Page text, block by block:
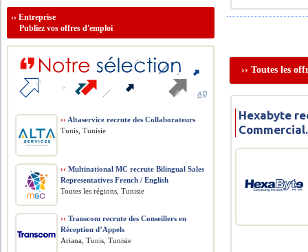
›› Toutes les
Hexabyte
››Entreprise
Publiez vos offres d'emploi
›› Altaservice recrute des Collaborateurs
Tunis, Tunisie
›› Multinational MC recrute Bilingual Sales
Representatives French / English
Toutes les régions, Tunisie
›› Transcom recrute des Conseillers en
Réception d’Appels
Ariana, Tunis, Tunisie